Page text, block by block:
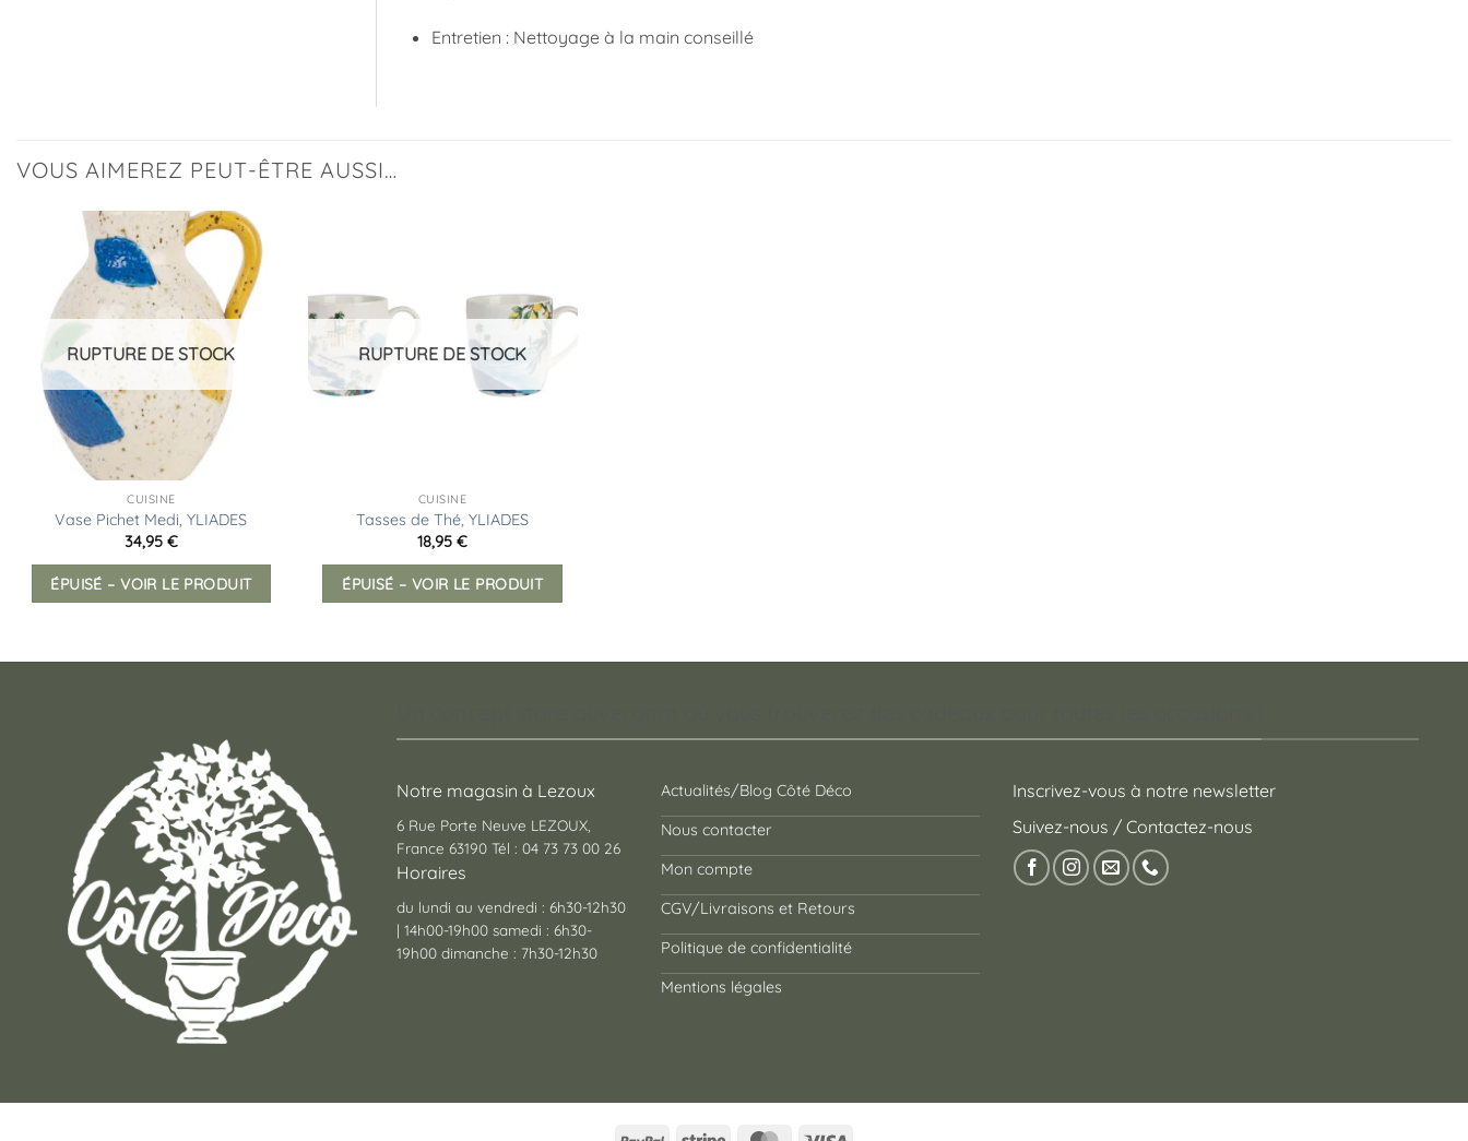
Entretien : Nettoyage à la main conseillé
VOUS AIMEREZ PEUT-ÊTRE AUSSI…
Ajouter
à la
liste
d’envies
RUPTURE DE STOCK
CUISINE
Vase Pichet Medi, YLIADES
34,95 €
ÉPUISÉ – VOIR LE PRODUIT
liste
d’envies
RUPTURE DE STOCK
CUISINE
Tasses de Thé, YLIADES
18,95€
ÉPUISÉ – VOIR LE PRODUIT
Notre magasin à Lezoux
6 Rue Porte Neuve LEZOUX,
France 63190 Tél : 04 73 73 00 26
Horaires
du lundi au vendredi : 6h30-12h30
| 14h00-19h00 samedi : 6h30-
19h00 dimanche : 7h30-12h30
Actualités/Blog Côté Déco
Nous contacter
Mon compte
CGV/Livraisons et Retours
Politique de confidentialité
Mentions légales
Inscrivez-vous à notre newsletter
Suivez-nous / Contactez-nous